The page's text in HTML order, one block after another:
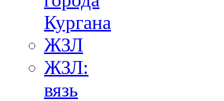
Кургана
ЖЗЛ
ЖЗЛ:
вязь